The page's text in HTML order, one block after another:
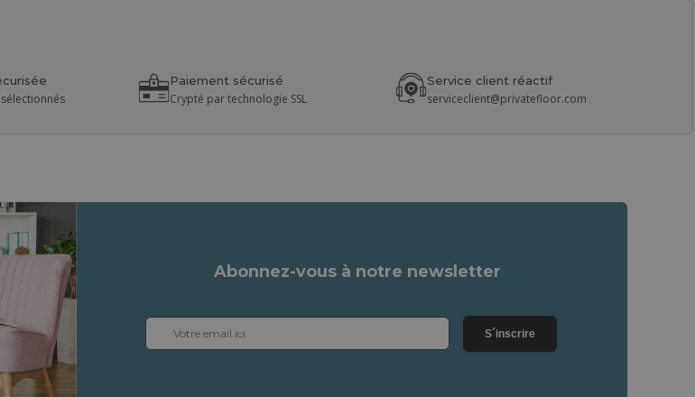
Paiement sécurisé
Crypté par technologie SSL
Service client réactif
serviceclient@privatefloor.com
Abonnez-vous à notre newsletter
S´inscrire